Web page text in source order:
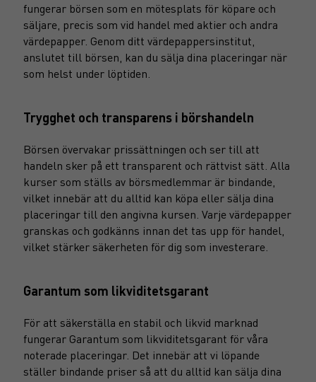
fungerar börsen som en mötesplats för köpare och
säljare, precis som vid handel med aktier och andra
värdepapper. Genom ditt värdepappersinstitut,
anslutet till börsen, kan du sälja dina placeringar när
som helst under löptiden.
Trygghet och transparens i börshandeln
Börsen övervakar prissättningen och ser till att
handeln sker på ett transparent och rättvist sätt. Alla
kurser som ställs av börsmedlemmar är bindande,
vilket innebär att du alltid kan köpa eller sälja dina
placeringar till den angivna kursen. Varje värdepapper
granskas och godkänns innan det tas upp för handel,
vilket stärker säkerheten för dig som investerare.
Garantum som likviditetsgarant
För att säkerställa en stabil och likvid marknad
fungerar Garantum som likviditetsgarant för våra
noterade placeringar. Det innebär att vi löpande
ställer bindande priser så att du alltid kan sälja dina